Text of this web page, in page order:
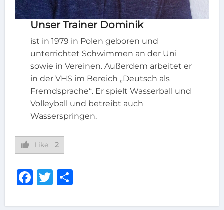
Unser Trainer Dominik
ist in 1979 in Polen geboren und
unterrichtet Schwimmen an der Uni
sowie in Vereinen. Außerdem arbeitet er
in der VHS im Bereich „Deutsch als
Fremdsprache“. Er spielt Wasserball und
Volleyball und betreibt auch
Wasserspringen.
Like: 2
Facebook
Twitter
Teilen